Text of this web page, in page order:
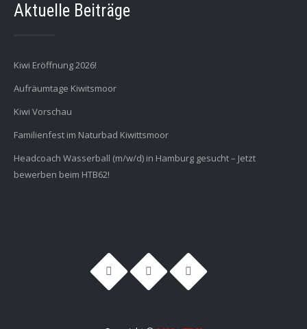
Aktuelle Beiträge
Kiwi Eröffnung 2026!
Aufräumtage Kiwitsmoor
Kiwi Vorschau
Familienfest im Naturbad Kiwittsmoor
Headcoach Wasserball (m/w/d) in Hamburg gesucht – Jetzt
bewerben beim HTB62!